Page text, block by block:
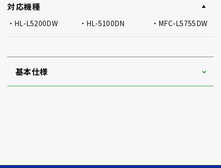
対応機種
HL-L5200DW HL-5100DN MFC-L5755DW
基本仕様